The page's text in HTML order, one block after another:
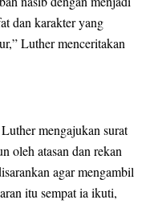
dan karakter yang
Luther menceritakan
mengajukan surat
oleh atasan dan rekan
agar mengambil
itu sempat ia ikuti,